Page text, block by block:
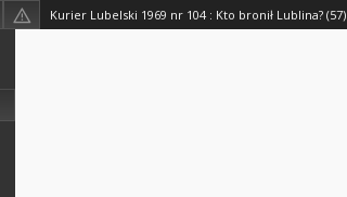
Kurier Lubelski 1969 nr 104 : Kto bronił Lublina? (57)